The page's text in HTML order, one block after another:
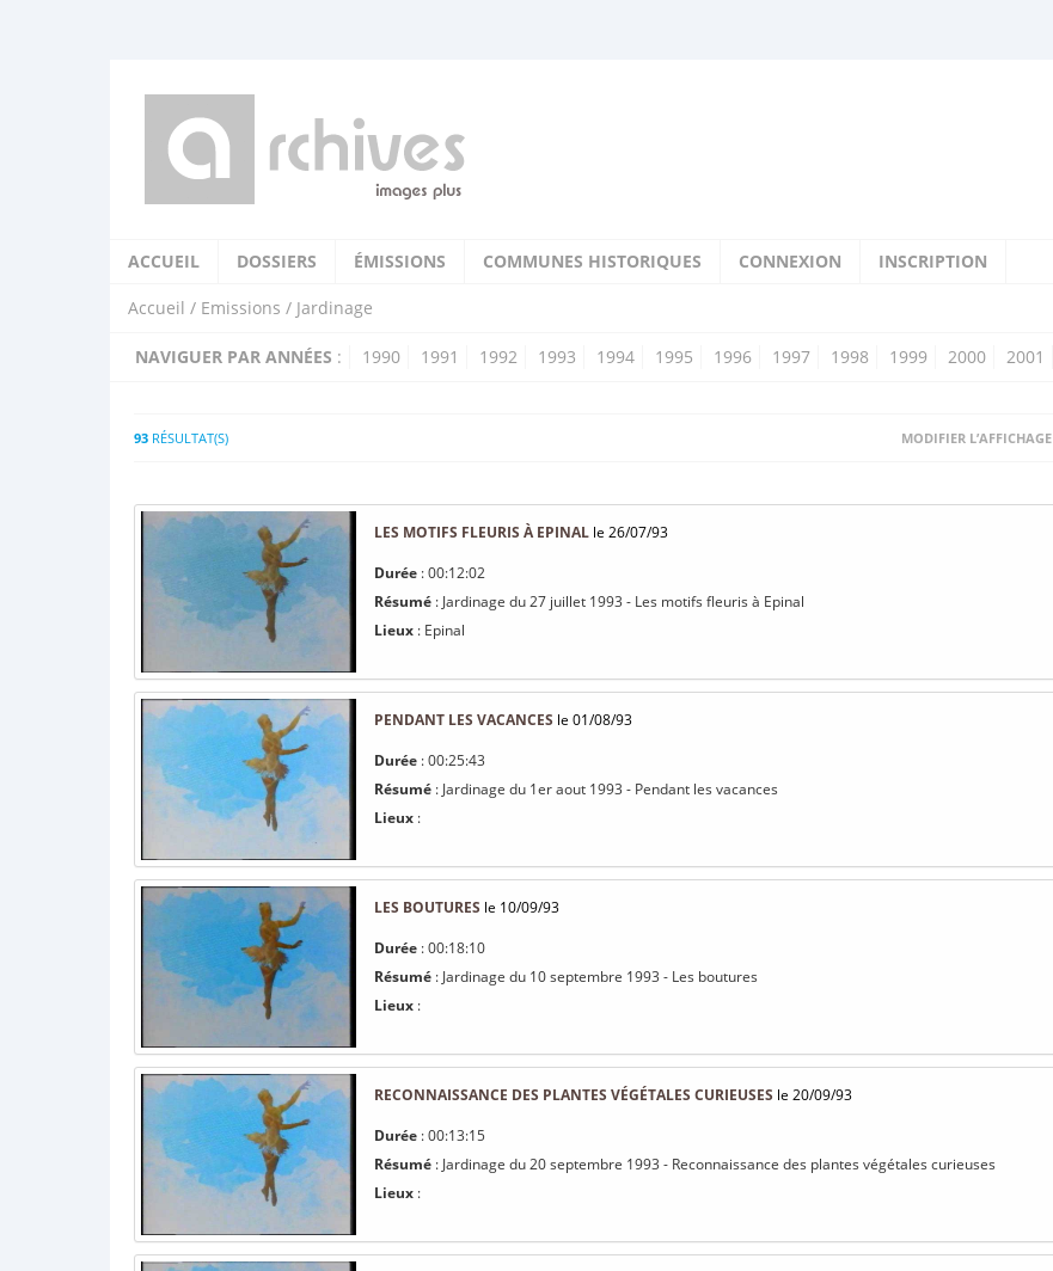
ACCUEIL DOSSIERS ÉMISSIONS COMMUNES HISTORIQUES CONNEXION INSCRIPTION
Accueil / Emissions / Jardinage
NAVIGUER PAR ANNÉES : 1990 1991 1992 1993 1994 1995 1996 1997 1998 1999 2000 2001
93 RÉSULTAT(S) MODIFIER L’AFFICHAGE
LES MOTIFS FLEURIS À EPINAL le 26/07/93
Durée : 00:12:02
Résumé : Jardinage du 27 juillet 1993 - Les motifs fleuris à Epinal
Lieux : Epinal
PENDANT LES VACANCES le 01/08/93
Durée : 00:25:43
Résumé : Jardinage du 1er aout 1993 - Pendant les vacances
Lieux :
LES BOUTURES le 10/09/93
Durée : 00:18:10
Résumé : Jardinage du 10 septembre 1993 - Les boutures
Lieux :
RECONNAISSANCE DES PLANTES VÉGÉTALES CURIEUSES le 20/09/93
Durée : 00:13:15
Résumé : Jardinage du 20 septembre 1993 - Reconnaissance des plantes végétales curieuses
Lieux :